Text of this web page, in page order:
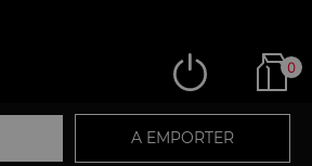
0
A EMPORTER